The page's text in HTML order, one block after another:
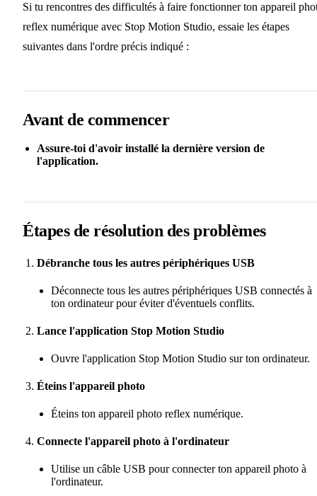
Si tu rencontres des difficultés à faire fonctionner ton appareil
reflex numérique avec Stop Motion Studio, essaie les étapes
suivantes dans l'ordre précis indiqué :
Avant de commencer
Assure-toi d'avoir installé la dernière version de
l'application.
Étapes de résolution des problèmes
Débranche tous les autres périphériques USB
Déconnecte tous les autres périphériques USB connectés à
ton ordinateur pour éviter d'éventuels conflits.
Lance l'application Stop Motion Studio
Ouvre l'application Stop Motion Studio sur ton ordinateur.
Éteins l'appareil photo
Éteins ton appareil photo reflex numérique.
Connecte l'appareil photo à l'ordinateur
Utilise un câble USB pour connecter ton appareil photo à
l'ordinateur.